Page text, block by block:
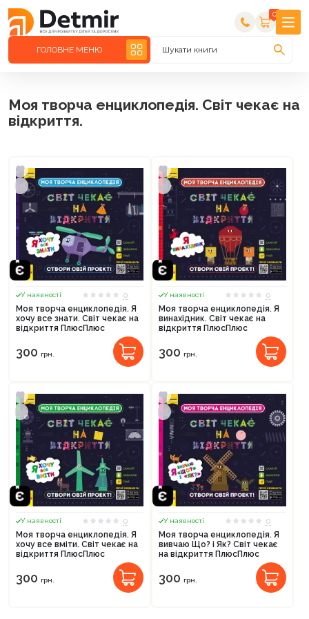
0
ГОЛОВНЕ МЕНЮ Шукати книги
Моя творча енциклопедія. Світ чекає на
відкриття.
У наявності
0
Моя творча енциклопедія. Я
хочу все знати. Світ чекає на
відкриття ПлюсПлюс
300 грн.
У наявності
0
Моя творча енциклопедія. Я
винахідник. Світ чекає на
відкриття ПлюсПлюс
300 грн.
У наявності
0
Моя творча енциклопедія. Я
хочу все вміти. Світ чекає на
відкриття ПлюсПлюс
300 грн.
У наявності
0
Моя творча енциклопедія. Я
вивчаю Що? і Як? Світ чекає
на відкриття ПлюсПлюс
300 грн.
Продовжити покупки
Оформити замовлення